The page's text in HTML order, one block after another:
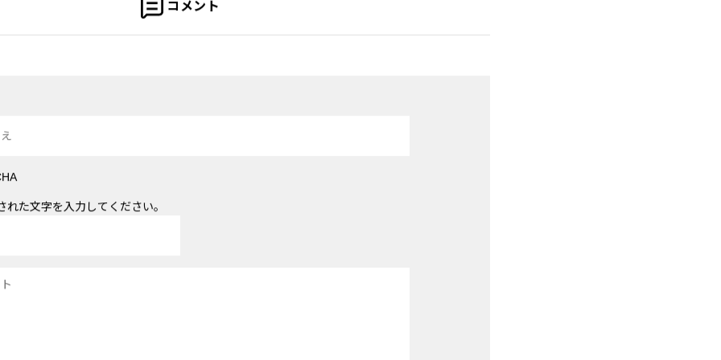
コメント
れた文字を入力してください。